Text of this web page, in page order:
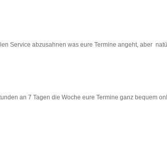
Service abzusahnen was eure Termine angeht, aber
an 7 Tagen die Woche eure Termine ganz bequem